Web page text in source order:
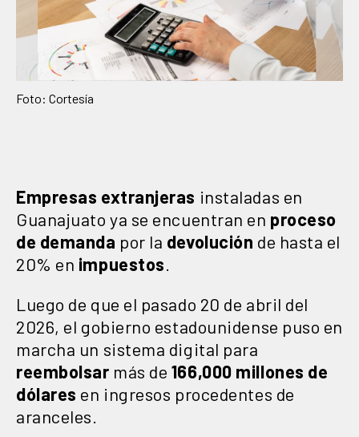
Foto: Cortesía
Empresas extranjeras instaladas en
Guanajuato ya se encuentran en proceso
de demanda por la devolución de hasta el
20% en impuestos
Luego de que el pasado 20 de abril del
2026, el gobierno estadounidense puso en
marcha un sistema digital para
reembolsar más de 166,000 millones de
dólares en ingresos procedentes de
aranceles.